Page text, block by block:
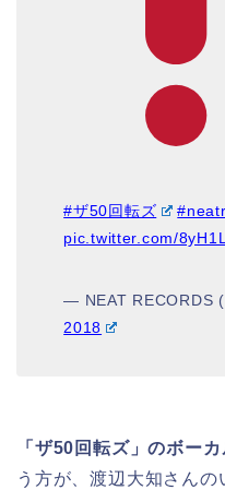
#ザ50回転ズ
pic.twitter.com/
— NEAT RECORDS
2018
「ザ50回転ズ」のボー
う方が、渡辺大知さんの